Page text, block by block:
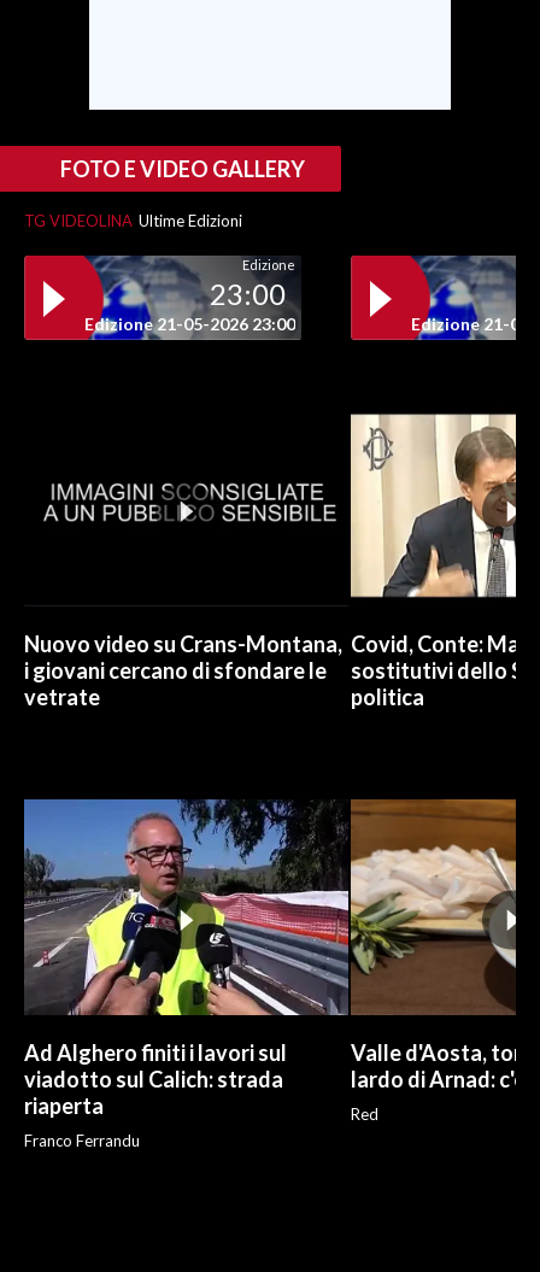
INFO AZIENDE
ABBONATI
SPIAGGE
STORE
FOTO E VIDEO GALLERY
TG VIDEOLINA Ultime Edizioni
Edizione
23:00
Edizione 21-05-2026 23:00 Edizione 21-05-
Nuovo video su Crans-Montana,
i giovani cercano di sfondare le
vetrate
Covid, Conte: Mai
sostitutivi dello
politica
Ad Alghero finiti i lavori sul
viadotto sul Calich: strada
riaperta
Franco Ferrandu
Valle d'Aosta,
lardo di Arnad: c'è
Red